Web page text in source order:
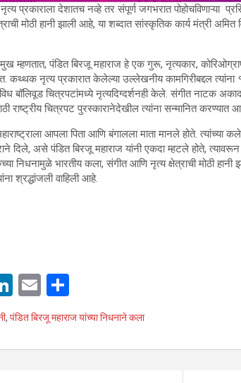
प्रकाराला देशातच नव्हे तर संपूर्ण जगभरात पोहोचविणाऱ्या
मोठी हानी झाली आहे, या शब्दात सांस्कृतिक कार्य मंत्री अमित
म्हणतात, पंडित बिरजू महाराज हे एक गुरू, नृत्यकार,
कथ्थक नृत्य प्रकारात केलेल्या उल्लेखनीय कामगिरीबद्दल
बॉलिवूड चित्रपटांमध्ये नृत्यदिग्दर्शनही केले. संगीत नाटक
राष्ट्रीय चित्रपट पुरस्कारानेदेखील त्यांना सन्मानित करण्यात
आपला पिता आणि बंगालला माता मानले होते.
दिले, असे पंडित बिरजू महाराज यांनी एकदा म्हटले होते, त्यावरून
निधनामुळे भारतीय कला, संगीत आणि नृत्य क्षेत्राची मोठी
श्रद्धांजली वाहिली आहे.
Li
n
ke
dI
E
m
ail
h
ar
e
, पंडित बिरजू महाराज यांच्या निधनाने कला